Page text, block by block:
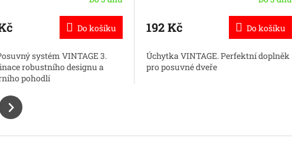
Do košíku
systém VINTAGE 3.
robustního designu a
pohodlí
192 Kč Do košíku
Úchytka VINTAGE. Perfektní doplněk
pro posuvné dveře